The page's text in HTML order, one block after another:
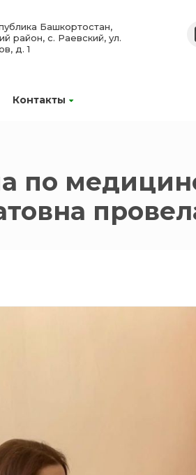
Контакты
Башкортостан,
район, с. Раевский, ул.
д. 1
по